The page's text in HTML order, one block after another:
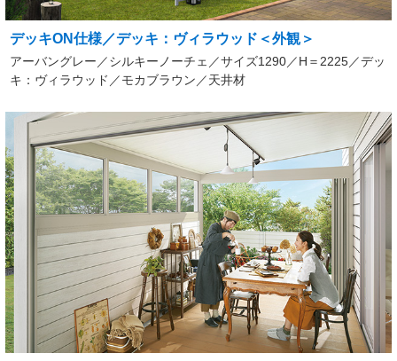
デッキON仕様／デッキ：ヴィラウッド＜外観＞
アーバングレー／シルキーノーチェ／サイズ1290／H＝2225／デッ
キ：ヴィラウッド／モカブラウン／天井材